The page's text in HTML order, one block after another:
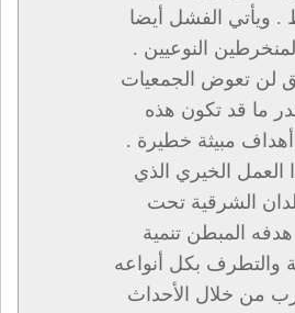
. ويأتي الفشل أيضا
النوعيين .
لن تعوض الجمعيات
ما قد تكون هذه
مبيثة خطيرة .
العمل الخيري الذي
الشرقية تحت
المبطن تنمية
والتطرف بكل أنواعه
من خلال الأحداث